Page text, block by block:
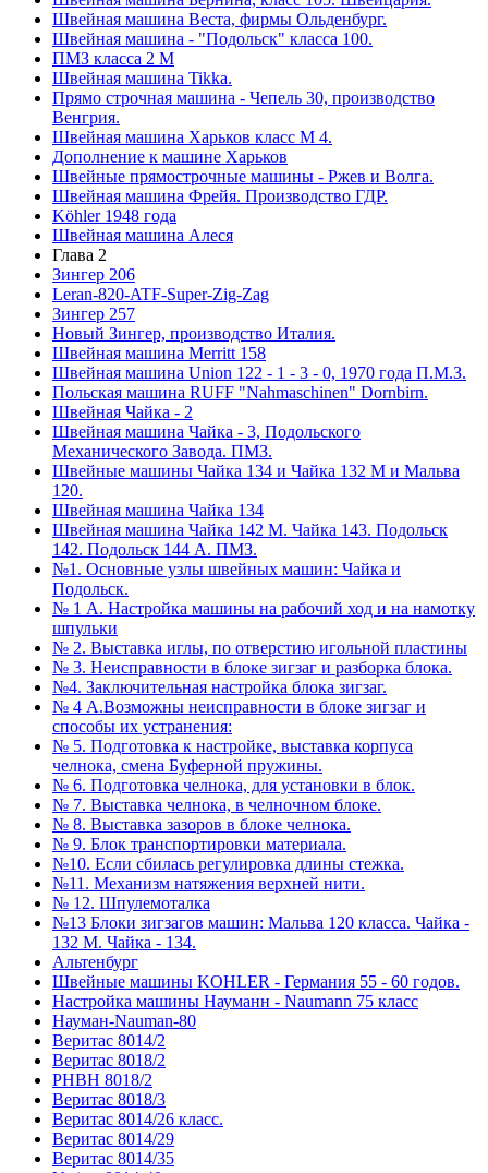
Швейная машина Веста, фирмы Ольденбург.
Швейная машина - "Подольск" класса 100.
ПМЗ класса 2 М
Швейная машина Tikka.
Прямо строчная машина - Чепель 30, производство
Венгрия.
Швейная машина Харьков класс М 4.
Дополнение к машине Харьков
Швейные прямострочные машины - Ржев и Волга.
Швейная машина Фрейя. Производство ГДР.
Köhler 1948 года
Швейная машина Алеся
Глава 2
Зингер 206
Leran-820-ATF-Super-Zig-Zag
Зингер 257
Новый Зингер, производство Италия.
Швейная машина Merritt 158
Швейная машина Union 122 - 1 - 3 - 0, 1970 года П.М.З.
Польская машина RUFF "Nahmaschinen" Dornbirn.
Швейная Чайка - 2
Швейная машина Чайка - 3, Подольского
Механического Завода. ПМЗ.
Швейные машины Чайка 134 и Чайка 132 М и Мальва
120.
Швейная машина Чайка 134
Швейная машина Чайка 142 М. Чайка 143. Подольск
142. Подольск 144 А. ПМЗ.
№1. Основные узлы швейных машин: Чайка и
Подольск.
№ 1 А. Настройка машины на рабочий ход и на намотку
шпульки
№ 2. Выставка иглы, по отверстию игольной пластины
№ 3. Неисправности в блоке зигзаг и разборка блока.
№4. Заключительная настройка блока зигзаг.
№ 4 А.Возможны неисправности в блоке зигзаг и
способы их устранения:
№ 5. Подготовка к настройке, выставка корпуса
челнока, смена Буферной пружины.
№ 6. Подготовка челнока, для установки в блок.
№ 7. Выставка челнока, в челночном блоке.
№ 8. Выставка зазоров в блоке челнока.
№ 9. Блок транспортировки материала.
№10. Если сбилась регулировка длины стежка.
№11. Механизм натяжения верхней нити.
№ 12. Шпулемоталка
№13 Блоки зигзагов машин: Мальва 120 класса. Чайка -
132 М. Чайка - 134.
Альтенбург
Швейные машины KOHLER - Германия 55 - 60 годов.
Настройка машины Науманн - Naumann 75 класс
Науман-Nauman-80
Веритас 8014/2
Веритас 8018/2
РНВН 8018/2
Веритас 8018/3
Веритас 8014/26 класс.
Веритас 8014/29
Веритас 8014/35